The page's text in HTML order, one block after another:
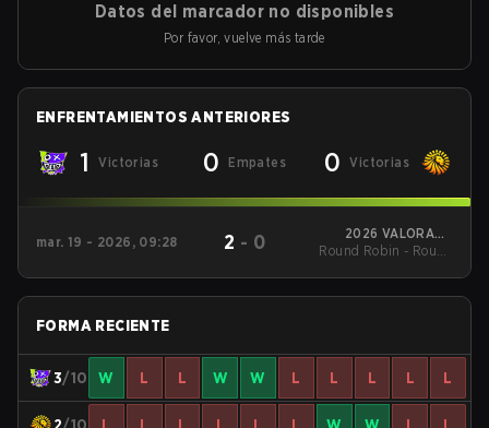
Datos del marcador no disponibles
Por favor, vuelve más tarde
ENFRENTAMIENTOS ANTERIORES
1 Victorias 0 Empates 0 Victorias
mar. 19 - 2026, 09:28 2 - 0
2026 VALORANT
Challengers: South
Round Robin - Round
FORMA RECIENTE
3/10 W L L W W L L L L L